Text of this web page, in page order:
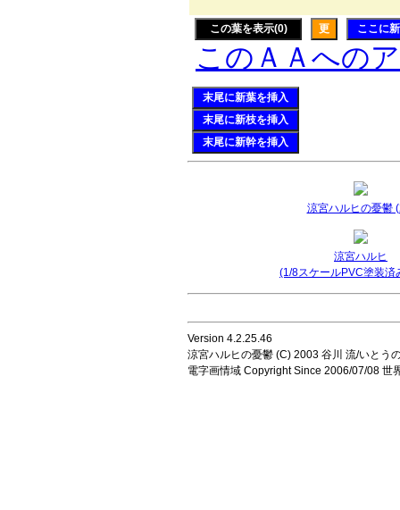
この葉を表示(0) 更 ここに
このＡＡへの
末尾に新葉を挿入
末尾に新枝を挿入
末尾に新幹を挿入
涼宮ハルヒの憂鬱
涼宮ハルヒ
(1/8スケールPVC塗装済
Version 4.2.25.46
涼宮ハルヒの憂鬱 (C) 2003 谷川 流/いとう
電字画情域 Copyright Since 2006/07/08 世